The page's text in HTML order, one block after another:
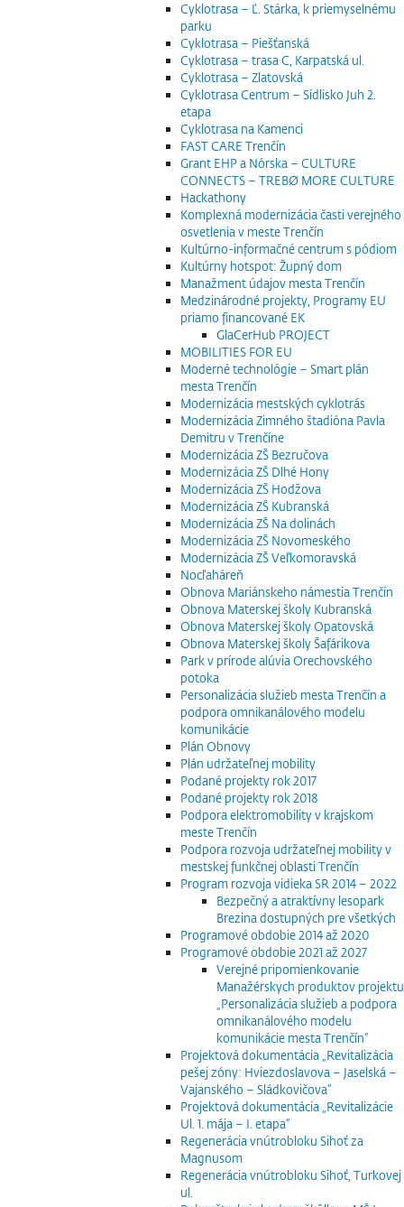
Cyklotrasa – Ľ. Stárka, k priemyselnému
parku
Cyklotrasa – Piešťanská
Cyklotrasa – trasa C, Karpatská ul.
Cyklotrasa – Zlatovská
Cyklotrasa Centrum – Sídlisko Juh 2.
etapa
Cyklotrasa na Kamenci
FAST CARE Trenčín
Grant EHP a Nórska – CULTURE
CONNECTS – TREBØ MORE CULTURE
Hackathony
Komplexná modernizácia časti verejného
osvetlenia v meste Trenčín
Kultúrno-informačné centrum s pódiom
Kultúrny hotspot: Župný dom
Manažment údajov mesta Trenčín
Medzinárodné projekty, Programy EU
priamo financované EK
GlaCerHub PROJECT
MOBILITIES FOR EU
Moderné technológie – Smart plán
mesta Trenčín
Modernizácia mestských cyklotrás
Modernizácia Zimného štadióna Pavla
Demitru v Trenčíne
Modernizácia ZŠ Bezručova
Modernizácia ZŠ Dlhé Hony
Modernizácia ZŠ Hodžova
Modernizácia ZŠ Kubranská
Modernizácia ZŠ Na dolinách
Modernizácia ZŠ Novomeského
Modernizácia ZŠ Veľkomoravská
Nocľaháreň
Obnova Mariánskeho námestia Trenčín
Obnova Materskej školy Kubranská
Obnova Materskej školy Opatovská
Obnova Materskej školy Šafárikova
Park v prírode alúvia Orechovského
potoka
Personalizácia služieb mesta Trenčín a
podpora omnikanálového modelu
komunikácie
Plán Obnovy
Plán udržateľnej mobility
Podané projekty rok 2017
Podané projekty rok 2018
Podpora elektromobility v krajskom
meste Trenčín
Podpora rozvoja udržateľnej mobility v
mestskej funkčnej oblasti Trenčín
Program rozvoja vidieka SR 2014 – 2022
Bezpečný a atraktívny lesopark
Brezina dostupných pre všetkých
Programové obdobie 2014 až 2020
Programové obdobie 2021 až 2027
Verejné pripomienkovanie
Manažérskych produktov projektu
„Personalizácia služieb a podpora
omnikanálového modelu
komunikácie mesta Trenčín“
Projektová dokumentácia „Revitalizácia
pešej zóny: Hviezdoslavova – Jaselská –
Vajanského – Sládkovičova“
Projektová dokumentácia „Revitalizácie
Ul. 1. mája – I. etapa“
Regenerácia vnútrobloku Sihoť za
Magnusom
Regenerácia vnútrobloku Sihoť, Turkovej
ul.